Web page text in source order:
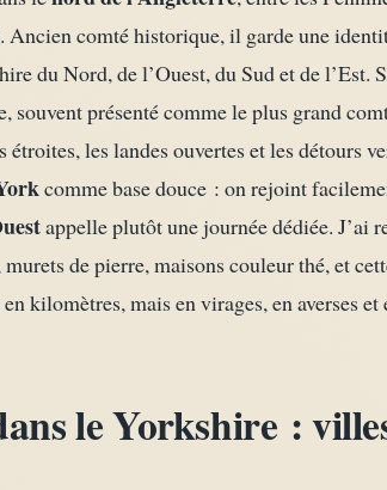
Ancien comté historique, il garde une
du Nord, de l’Ouest, du Sud et de l’Est.
souvent présenté comme le plus grand
étroites, les landes ouvertes et les détours
comme base douce : on rejoint
appelle plutôt une journée dédiée. J’ai
de pierre, maisons couleur thé, et
kilomètres, mais en virages, en averses et
le Yorkshire :